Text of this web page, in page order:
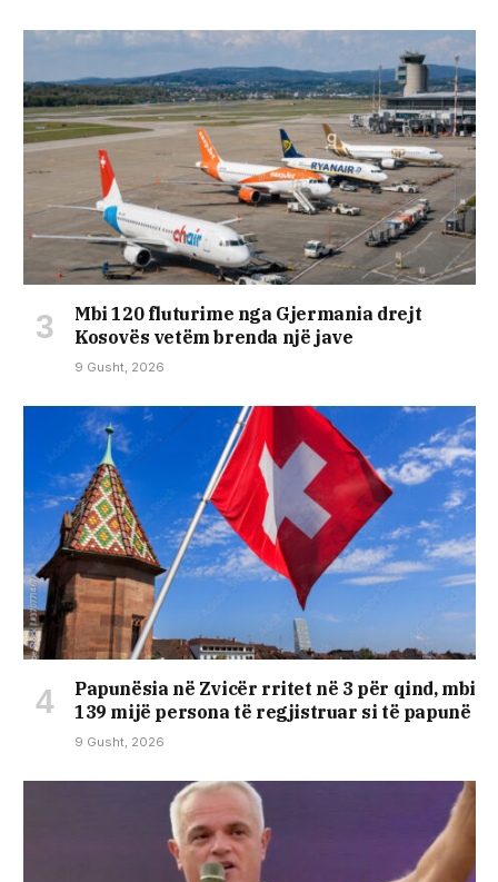
Mbi 120 fluturime nga Gjermania drejt
Kosovës vetëm brenda një jave
9 Gusht, 2026
Papunësia në Zvicër rritet në 3 për qind, mbi
139 mijë persona të regjistruar si të papunë
9 Gusht, 2026